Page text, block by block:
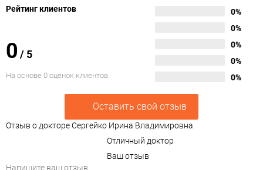
Рейтинг клиентов
0 / 5
На основе 0 оценок клиентов
0%
0%
0%
0%
0%
Оставить свой отзыв
Отзыв о докторе Сергейко Ирина Владимировна
Отличный доктор
Ваш отзыв